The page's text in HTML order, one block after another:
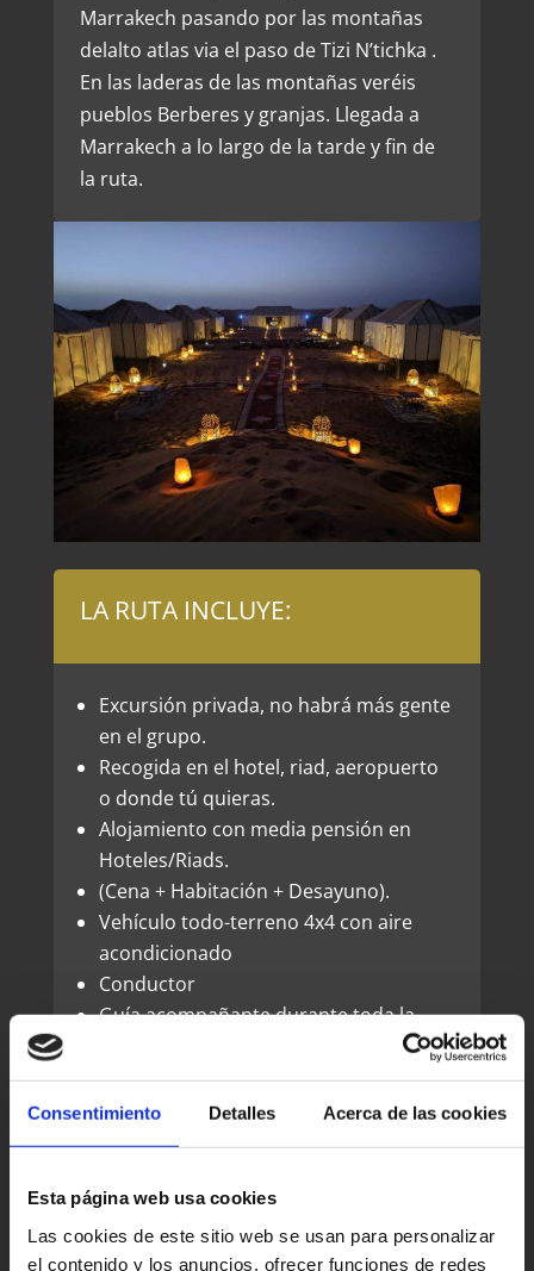
Consentimiento Detalles Acerca de las cookies
Esta página web usa cookies
Las cookies de este sitio web se usan para personalizar
el contenido y los anuncios, ofrecer funciones de redes
Marrakech pasando por las montañas
delalto atlas via el paso de Tizi N’tichka .
En las laderas de las montañas veréis
pueblos Berberes y granjas. Llegada a
Marrakech a lo largo de la tarde y fin de
la ruta.
LA RUTA INCLUYE:
Excursión privada, no habrá más gente
en el grupo.
Recogida en el hotel, riad, aeropuerto
o donde tú quieras.
Alojamiento con media pensión en
Hoteles/Riads.
(Cena + Habitación + Desayuno).
Vehículo todo-terreno 4x4 con aire
acondicionado
Conductor
Guía acompañante durante toda la
Combustible.
Paseo en camellos para llegar al
campamento.
1 Noche en haimas en medio de las
dunas con cena y desayuno.